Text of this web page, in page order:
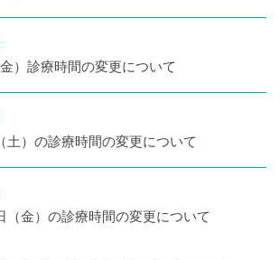
）診療時間の変更について
土）の診療時間の変更について
（金）の診療時間の変更について